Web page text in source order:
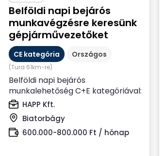
Belföldi napi bejárós
munkavégzésre keresünk
gépjárművezetőket
CE kategória Országos
(Tura 61km-re)
Belföldi napi bejárós
munkalehetőség C+E kategóriával:
országos élelmiszerszállítás
Biatorbágyi...
HAPP Kft.
Biatorbágy
600.000-800.000 Ft / hónap